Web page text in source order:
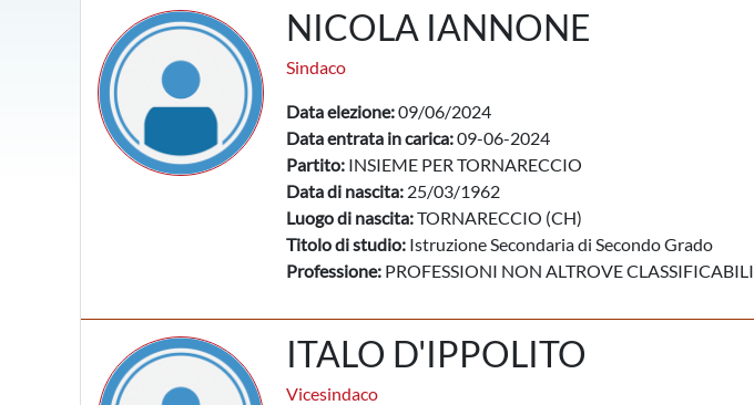
NICOLA IANNONE
Sindaco
Data elezione:09/06/2024
Data entrata in carica:09-06-2024
Partito: INSIEME PER TORNARECCIO
Data di nascita: 25/03/1962
Luogo di nascita:TORNARECCIO (CH)
Titolo di studio: Istruzione Secondaria di Secondo Grado
Professione: PROFESSIONI NON ALTROVE CLASSIFICABILI
ITALO D'IPPOLITO
Vicesindaco